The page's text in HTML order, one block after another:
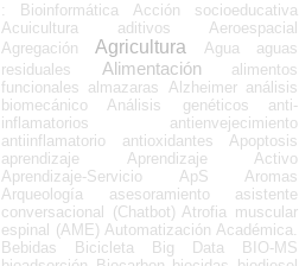
: Bioinformática
Acción socioeducativa
Acuicultura
aditivos
Aeroespacial
Agregación
Agricultura Agua
aguas
residuales
Alimentación
alimentos
funcionales almazaras Alzheimer análisis
biomecánico
Análisis genéticos
anti-
inflamatorios
antienvejecimiento
antiinflamatorio
antioxidantes
Apoptosis
aprendizaje
Aprendizaje Activo
Aprendizaje-Servicio
ApS
Aromas
Arqueología
asesoramiento
asistente
conversacional (Chatbot) Atrofia muscular
espinal (AME) Automatización Académica.
Bebidas
Bicicleta Big Data
BIO-MS